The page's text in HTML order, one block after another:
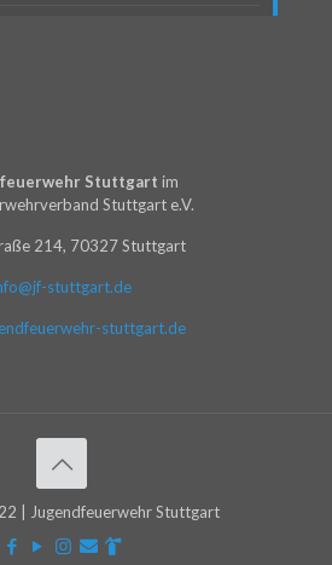
Stuttgart im
Stuttgart e.V.
214, 70327 Stuttgart
stuttgart.de
stuttgart.de
| Jugendfeuerwehr Stuttgart